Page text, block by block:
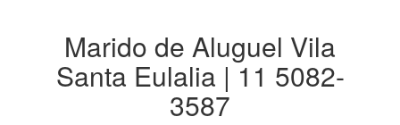
Marido de Aluguel Vila
Santa Eulalia | 11 5082-
3587